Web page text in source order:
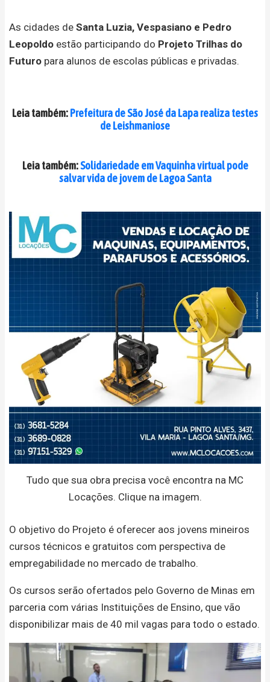
As cidades de Santa Luzia, Vespasiano e Pedro
Leopoldo estão participando do Projeto Trilhas do
Futuro para alunos de escolas públicas e privadas.
Leia também:Prefeitura de São José da Lapa realiza testes
de Leishmaniose
Leia também:Solidariedade em Vaquinha virtual pode
salvar vida de jovem de Lagoa Santa
Tudo que sua obra precisa você encontra na MC
Locações. Clique na imagem.
O objetivo do Projeto é oferecer aos jovens mineiros
cursos técnicos e gratuitos com perspectiva de
empregabilidade no mercado de trabalho.
Os cursos serão ofertados pelo Governo de Minas em
parceria com várias Instituições de Ensino, que vão
disponibilizar mais de 40 mil vagas para todo o estado.